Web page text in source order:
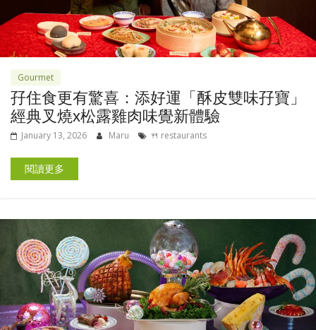
Gourmet
孖住食更有驚喜：添好運「酥皮雙味孖寶」
經典叉燒x松露雞肉味覺新體驗
January 13, 2026 Maru 🍴 restaurants
閱讀更多